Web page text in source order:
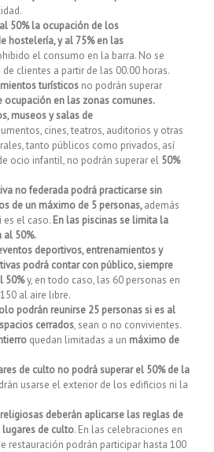
50% la ocupación de los
hostelería, y al 75% en las
el consumo en la barra. No se
clientes a partir de las 00.00 horas.
turísticos no podrán superar
ocupación en las zonas comunes.
museos y salas de
cines, teatros, auditorios y otras
tanto públicos como privados, así
ocio infantil, no podrán superar el 50%
no federada podrá practicarse sin
de un máximo de 5 personas,además
el caso. En las piscinas se limita la
al 50%.
deportivos, entrenamientos y
podrá contar con público, siempre
50%y, en todo caso, las 60 personas en
al aire libre.
podrán reunirse 25 personas si es al
cerrados, sean o no convivientes.
quedan limitadas a un máximo de
de culto no podrá superar el 50% de la
usarse el exterior de los edificios ni la
deberán aplicarse las reglas de
lugares de culto. En las celebraciones en
restauración podrán participar hasta 100